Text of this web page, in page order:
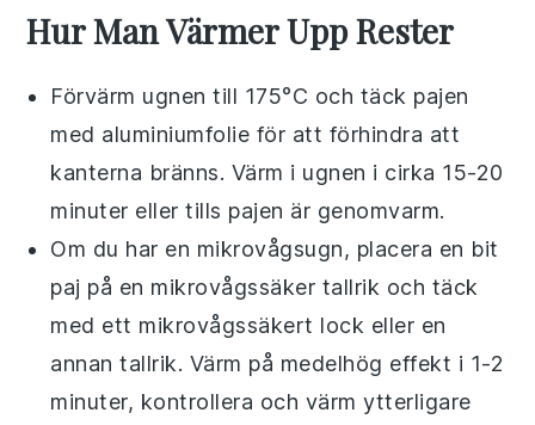
Hur Man Värmer Upp Rester
Förvärm ugnen till 175°C och täck pajen
med aluminiumfolie för att förhindra att
kanterna bränns. Värm i ugnen i cirka 15-20
minuter eller tills pajen är genomvarm.
Om du har en mikrovågsugn, placera en bit
paj på en mikrovågssäker tallrik och täck
med ett mikrovågssäkert lock eller en
annan tallrik. Värm på medelhög effekt i 1-2
minuter, kontrollera och värm ytterligare